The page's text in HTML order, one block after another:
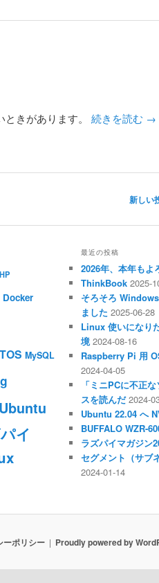
きがあります。 続きを読む →
新しい
Docker
MySQL
Ubuntu
イ
最近の投稿
2026年、本年もよ
ThinkBook 2025-
そろそろ
ました 2025-06-28
Linux 使いになり
境 2024-08-16
Raspberry Pi 用
2024-04-05
「ミニPCに不正
スを読んだ 2024-
Ubuntu 22.04 へ
BUFFALO WZR-
ラズパイマガジン
セグメント（サブ
2024-01-14
ーポリシー Proudly powered by